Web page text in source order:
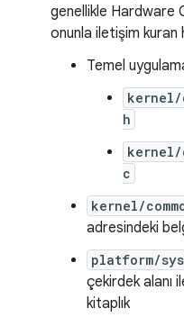
genellikle Hardware
onunla iletişim kuran
Temel
kernel/
h
kernel/
c
kernel/
adresindeki
platform/
çekirdek alanı
kitaplık